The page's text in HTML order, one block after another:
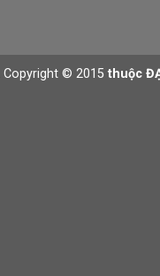
Copyright © 2015 thuộc